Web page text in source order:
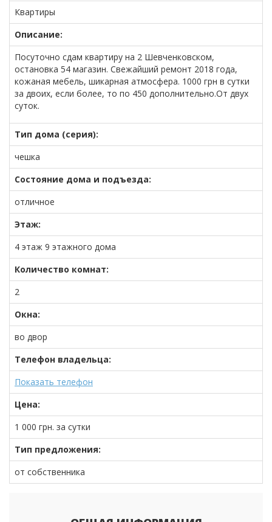
Квартиры
Описание:
Посуточно сдам квартиру на 2 Шевченковском,
остановка 54 магазин. Свежайший ремонт 2018 года,
кожаная мебель, шикарная атмосфера. 1000 грн в сутки
за двоих, если более, то по 450 дополнительно.От двух
суток.
Тип дома (серия):
чешка
Состояние дома и подъезда:
отличное
Этаж:
4 этаж 9 этажного дома
Количество комнат:
2
Окна:
во двор
Телефон владельца:
Показать телефон
Цена:
1 000 грн. за сутки
Тип предложения:
от собственника